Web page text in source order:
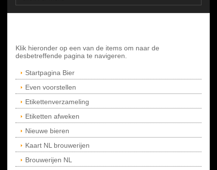
Klik hieronder op een van de items om naar de
desbetreffende pagina te navigeren.
Startpagina Bier
Even voorstellen
Etikettenverzameling
Etiketten afweken
Nieuwe bieren
Kaart NL brouwerijen
Brouwerijen NL